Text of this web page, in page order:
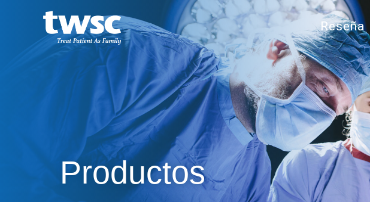
Reseña
Productos